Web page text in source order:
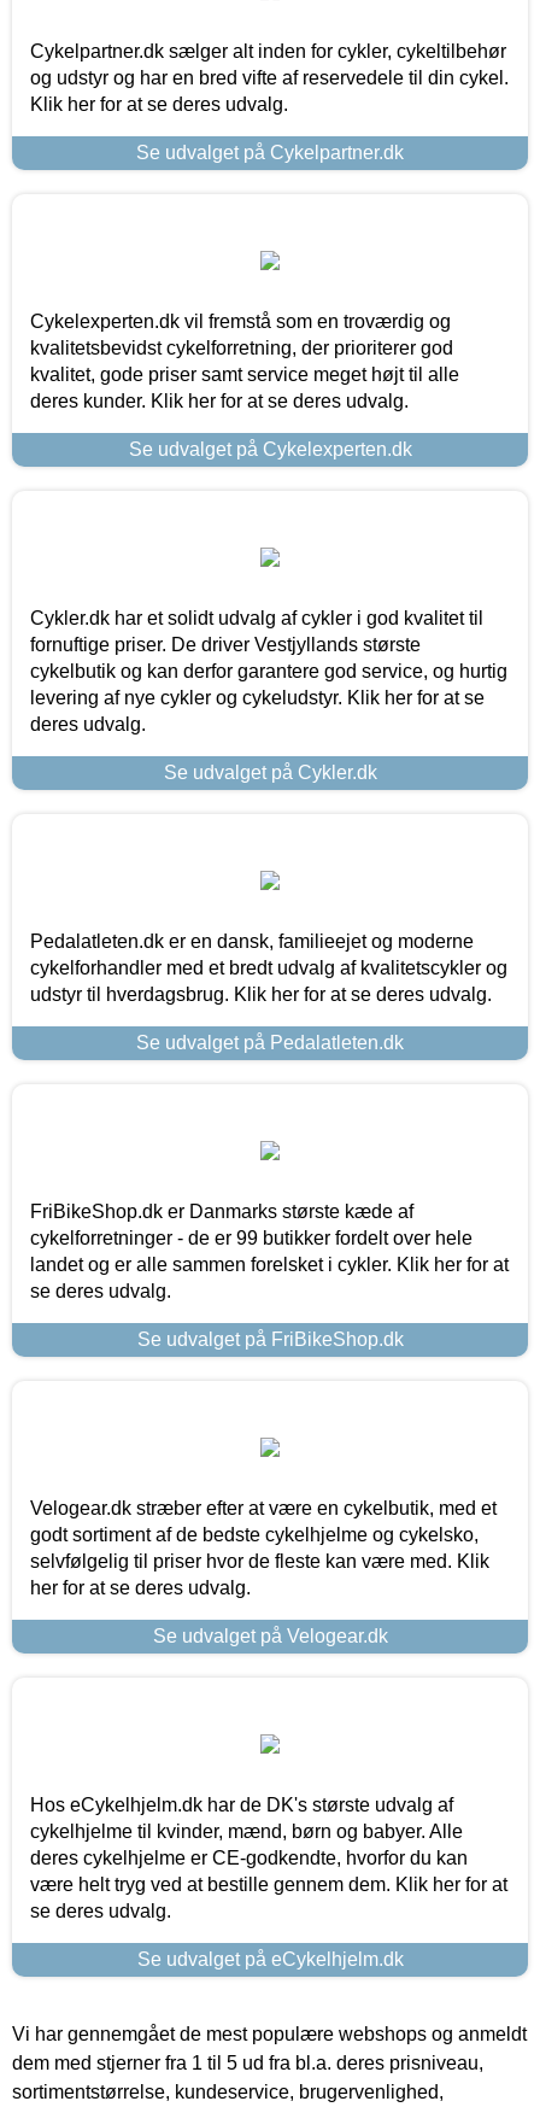
Cykelpartner.dk sælger alt inden for cykler, cykeltilbehør
og udstyr og har en bred vifte af reservedele til din cykel.
Klik her for at se deres udvalg.
Se udvalget på Cykelpartner.dk
Cykelexperten.dk vil fremstå som en troværdig og
kvalitetsbevidst cykelforretning, der prioriterer god
kvalitet, gode priser samt service meget højt til alle
deres kunder. Klik her for at se deres udvalg.
Se udvalget på Cykelexperten.dk
Cykler.dk har et solidt udvalg af cykler i god kvalitet til
fornuftige priser. De driver Vestjyllands største
cykelbutik og kan derfor garantere god service, og hurtig
levering af nye cykler og cykeludstyr. Klik her for at se
deres udvalg.
Se udvalget på Cykler.dk
Pedalatleten.dk er en dansk, familieejet og moderne
cykelforhandler med et bredt udvalg af kvalitetscykler og
udstyr til hverdagsbrug. Klik her for at se deres udvalg.
Se udvalget på Pedalatleten.dk
FriBikeShop.dk er Danmarks største kæde af
cykelforretninger - de er 99 butikker fordelt over hele
landet og er alle sammen forelsket i cykler. Klik her for at
se deres udvalg.
Se udvalget på FriBikeShop.dk
Velogear.dk stræber efter at være en cykelbutik, med et
godt sortiment af de bedste cykelhjelme og cykelsko,
selvfølgelig til priser hvor de fleste kan være med. Klik
her for at se deres udvalg.
Se udvalget på Velogear.dk
Hos eCykelhjelm.dk har de DK's største udvalg af
cykelhjelme til kvinder, mænd, børn og babyer. Alle
deres cykelhjelme er CE-godkendte, hvorfor du kan
være helt tryg ved at bestille gennem dem. Klik her for at
se deres udvalg.
Se udvalget på eCykelhjelm.dk
Vi har gennemgået de mest populære webshops og anmeldt
dem med stjerner fra 1 til 5 ud fra bl.a. deres prisniveau,
sortimentstørrelse, kundeservice, brugervenlighed,